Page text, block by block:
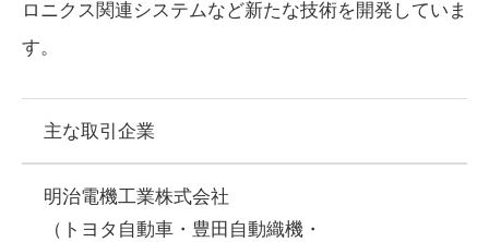
ロニクス関連システムなど新たな技術を開発していま
す。
主な取引企業
明治電機工業株式会社
（トヨタ自動車・豊田自動織機・